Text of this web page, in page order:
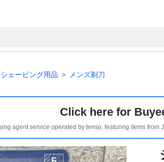
シェービング用品 メンズ剃刀
Click here for
agent service operated by tenso, featuring items